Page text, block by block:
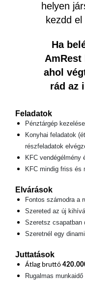
helyen
kezdd
Ha
ahol
rád az
Feladatok
Pénztárgép kezelése
Konyhai feladatok
részfeladatok
KFC
KFC mindig friss és
Elvárások
Fontos számodra a
Szereted az új
Szeretsz csapatban
Szeretnél egy
Juttatások
Átlag bruttó 420
Rugalmas munkaidő